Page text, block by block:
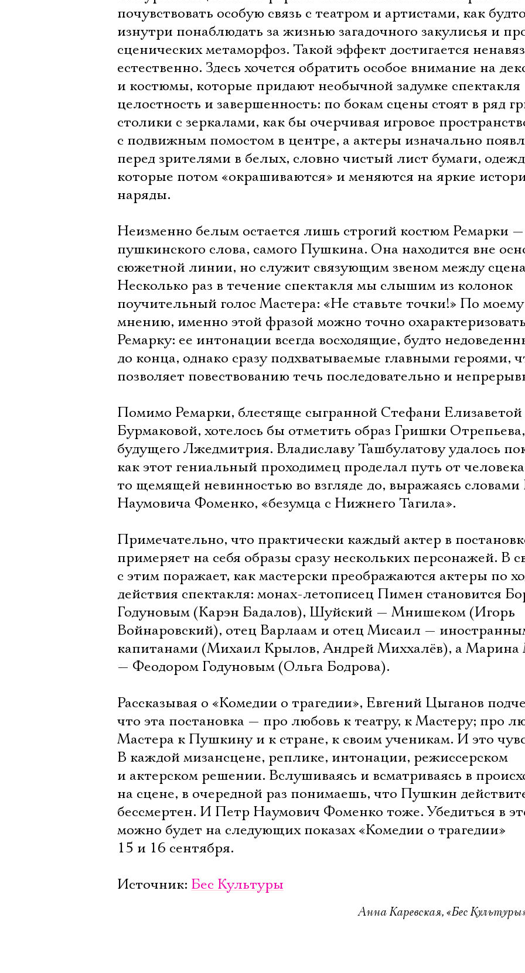
почувствовать особую связь с театром и артистами, как будто
изнутри понаблюдать за жизнью загадочного закулисья и
сценических метаморфоз. Такой эффект достигается
естественно. Здесь хочется обратить особое внимание на
и костюмы, которые придают необычной задумке спектакля
целостность и завершенность: по бокам сцены стоят в ряд
столики с зеркалами, как бы очерчивая игровое
с подвижным помостом в центре, а актеры изначально
перед зрителями в белых, словно чистый лист бумаги,
которые потом «окрашиваются» и меняются на яркие
наряды.
Неизменно белым остается лишь строгий костюм Ремарки —
пушкинского слова, самого Пушкина. Она находится вне
сюжетной линии, но служит связующим звеном между
Несколько раз в течение спектакля мы слышим из колонок
поучительный голос Мастера: «Не ставьте точки!» По моему
мнению, именно этой фразой можно точно охарактеризовать
Ремарку: ее интонации всегда восходящие, будто
до конца, однако сразу подхватываемые главными героями,
позволяет повествованию течь последовательно и
Помимо Ремарки, блестяще сыгранной Стефани Елизаветой
Бурмаковой, хотелось бы отметить образ Гришки Отрепьева,
будущего Лжедмитрия. Владиславу Ташбулатову удалось
как этот гениальный проходимец проделал путь от
то щемящей невинностью во взгляде до, выражаясь
Наумовича Фоменко, «безумца с Нижнего Тагила».
Примечательно, что практически каждый актер в
примеряет на себя образы сразу нескольких персонажей. В
с этим поражает, как мастерски преображаются актеры по
действия спектакля: монах-летописец Пимен становится
Годуновым (Карэн Бадалов), Шуйский — Мнишеком (Игорь
Войнаровский), отец Варлаам и отец Мисаил —
капитанами (Михаил Крылов, Андрей Миххалёв), а
— Феодором Годуновым (Ольга Бодрова).
Рассказывая о «Комедии о трагедии», Евгений Цыганов
что эта постановка — про любовь к театру, к Мастеру; про
Мастера к Пушкину и к стране, к своим ученикам. И это
В каждой мизансцене, реплике, интонации, режиссерском
и актерском решении. Вслушиваясь и всматриваясь в
на сцене, в очередной раз понимаешь, что Пушкин
бессмертен. И Петр Наумович Фоменко тоже. Убедиться в
можно будет на следующих показах «Комедии о трагедии»
15 и 16 сентября.
Источник: Бес Культуры
Анна Каревская, «Бес
Электропочта